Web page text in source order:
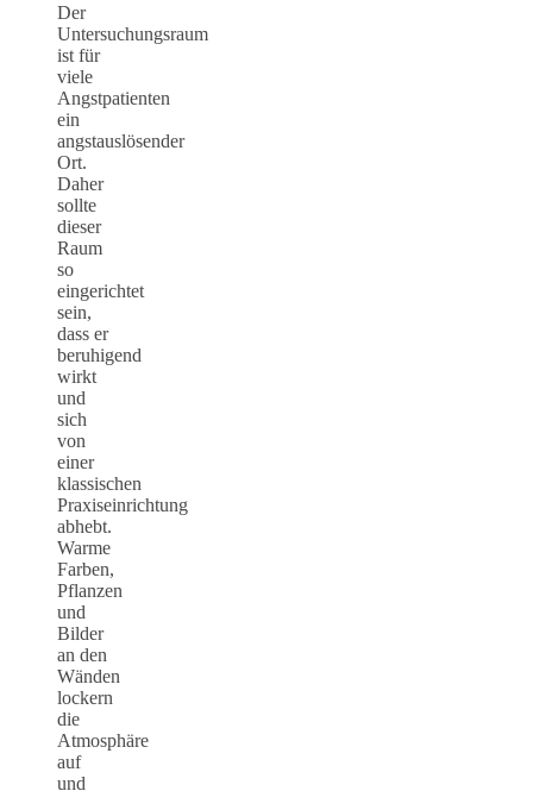
Der
Untersuchungsraum
ist für
viele
Angstpatienten
ein
angstauslösender
Ort.
Daher
sollte
dieser
Raum
so
eingerichtet
sein,
dass er
beruhigend
wirkt
und
sich
von
einer
klassischen
Praxiseinrichtung
abhebt.
Warme
Farben,
Pflanzen
und
Bilder
an den
Wänden
lockern
die
Atmosphäre
auf
und